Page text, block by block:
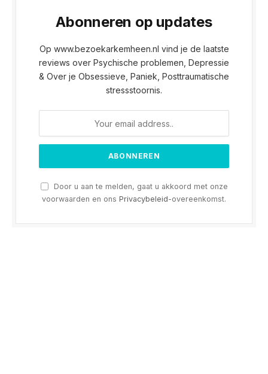
Abonneren op updates
Op www.bezoekarkemheen.nl vind je de laatste
reviews over Psychische problemen, Depressie
& Over je Obsessieve, Paniek, Posttraumatische
stressstoornis.
Door u aan te melden, gaat u akkoord met onze
voorwaarden en ons Privacybeleid-overeenkomst.